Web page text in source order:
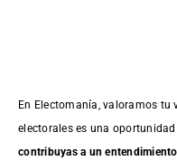
En Electomanía, valoramos tu
electorales es una
contribuyas a un